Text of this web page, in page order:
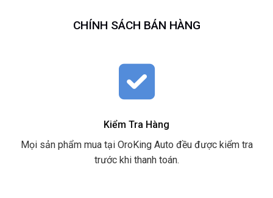
CHÍNH SÁCH BÁN HÀNG
Kiểm Tra Hàng
Mọi sản phẩm mua tại OroKing Auto đều được kiểm tra
trước khi thanh toán.